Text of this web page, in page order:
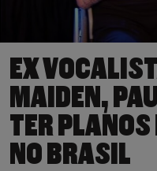
EX
MAIDEN,
TER
NO BRASIL